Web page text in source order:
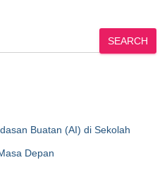
SEARCH
Buatan (AI) di Sekolah
Depan